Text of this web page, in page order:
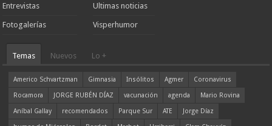
Entrevistas
Fotogalerías
Ultimas noticias
Visperhumor
Temas Nuevos Lo +
Americo Schvartzman Gimnasia Insólitos Agmer
Coronavirus
Rocamora
JORGE RUBÉN DÍAZ vacunación agenda
Mario Rovina
Aníbal Gallay
recomendados Parque Sur ATE
Jorge Díaz